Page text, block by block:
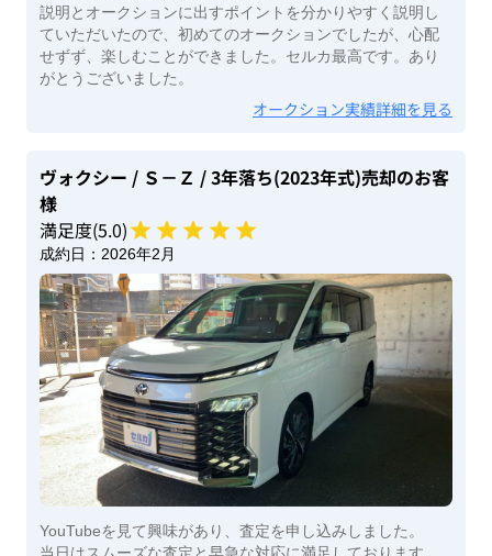
説明とオークションに出すポイントを分かりやすく説明し
ていただいたので、初めてのオークションでしたが、心配
せずず、楽しむことができました。セルカ最高です。あり
がとうございました。
オークション実績詳細を見る
ヴォクシー / Ｓ－Ｚ / 3年落ち(2023年式)売却のお客
様
満足度(5.0)
成約日： 2026年2月
YouTubeを見て興味があり、査定を申し込みしました。
当日はスムーズな査定と早急な対応に満足しております。